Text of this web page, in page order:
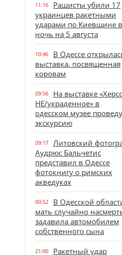
11:16
Рашисты убили 17
украинцев ракетными
ударами по Киевщине в
ночь на 5 августа
10:46
В Одессе
выставка, посвященная
коровам
09:56
На выставке
НЕ/украденное» в
одесском музее
экскурсию
09:17
Литовский
Аудрюс Бальчетис
представил в Одессе
фотокнигу о римских
акведуках
00:52
В Одесской
мать случайно
задавила автомобилем
собственного сына
21:00
Ракетный удар